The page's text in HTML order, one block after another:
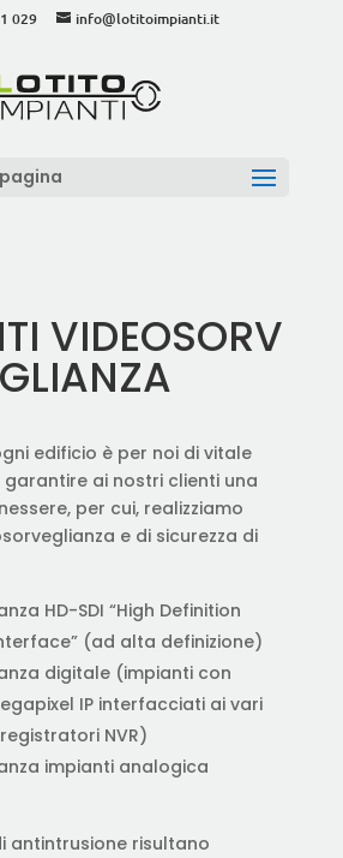
029 info@lotitoimpianti.it
VIDEOSORV
edificio è per noi di vitale
ai nostri clienti una
per cui, realizziamo
e di sicurezza di
HD-SDI “High Definition
(ad alta definizione)
digitale (impianti con
IP interfacciati ai vari
NVR)
impianti analogica
antintrusione risultano